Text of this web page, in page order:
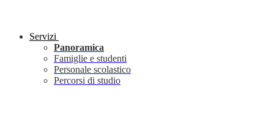
Servizi
Panoramica
Famiglie e studenti
Personale scolastico
Percorsi di studio